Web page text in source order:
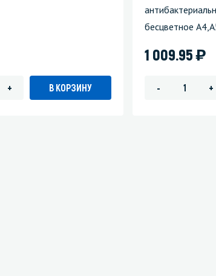
+ В КОРЗИНУ
бесцветное
1 009.95)
- +